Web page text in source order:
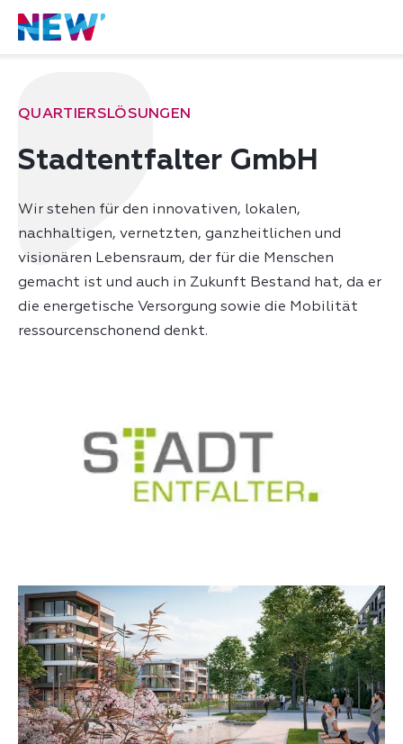
QUARTIERSLÖSUNGEN
Stadtentfalter GmbH
Wir stehen für den innovativen, lokalen,
nachhaltigen, vernetzten, ganzheitlichen und
visionären Lebensraum, der für die Menschen
gemacht ist und auch in Zukunft Bestand hat, da er
die energetische Versorgung sowie die Mobilität
ressourcenschonend denkt.